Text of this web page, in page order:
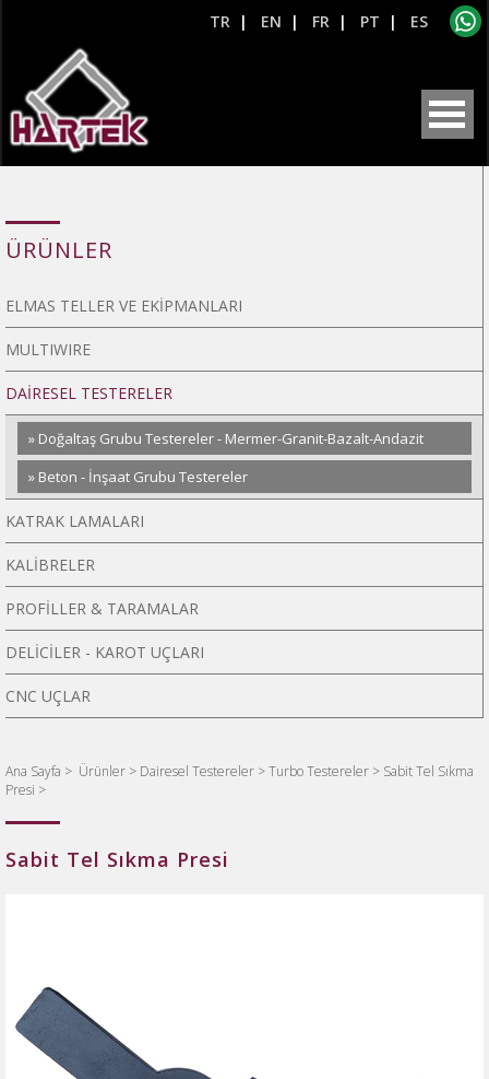
TR| EN | FR| PT | ES
ÜRÜNLER
ELMAS TELLER VE EKİPMANLARI
MULTIWIRE
DAİRESEL TESTERELER
» Doğaltaş Grubu Testereler - Mermer-Granit-Bazalt-Andazit
» Beton - İnşaat Grubu Testereler
KATRAK LAMALARI
KALİBRELER
PROFİLLER & TARAMALAR
DELİCİLER - KAROT UÇLARI
CNC UÇLAR
Ana Sayfa > Ürünler > Dairesel Testereler >Turbo Testereler > Sabit Tel Sıkma
Presi >
Sabit Tel Sıkma Presi